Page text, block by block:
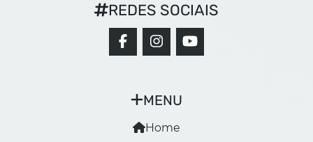
MENU
Home
REDES SOCIAIS